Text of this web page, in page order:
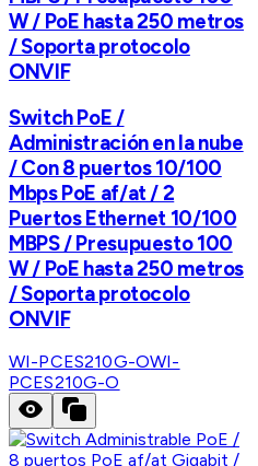
W / PoE hasta 250 metros
/ Soporta protocolo
ONVIF
Switch PoE /
Administración en la nube
/ Con 8 puertos 10/100
Mbps PoE af/at / 2
Puertos Ethernet 10/100
MBPS / Presupuesto 100
W / PoE hasta 250 metros
/ Soporta protocolo
ONVIF
WI-PCES210G-OWI-
PCES210G-O